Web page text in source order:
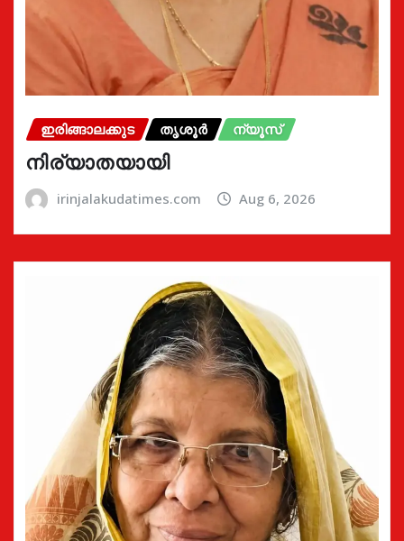
ഇരിങ്ങാലക്കുട തൃശൂർ ന്യൂസ്
നിര്യാതയായി
irinjalakudatimes.com Aug 6, 2026